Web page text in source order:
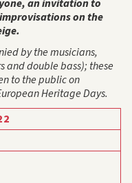
an invitation to
on the
by the musicians,
and double bass); these
to the public on
Heritage Days.